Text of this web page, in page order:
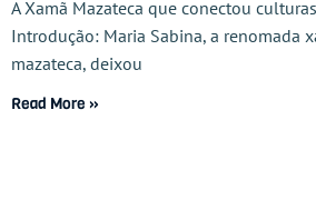
A Xamã Mazateca que conectou culturas
Introdução: Maria Sabina, a renomada
mazateca, deixou
Read More »